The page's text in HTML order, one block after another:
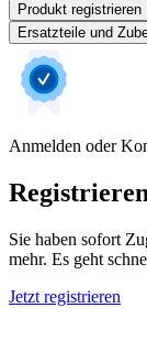
Produkt registrieren
Ersatzteile und
Anmelden oder
Sie haben sofort
mehr. Es geht
Jetzt registrieren